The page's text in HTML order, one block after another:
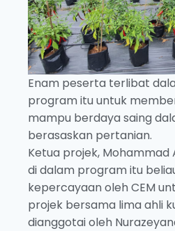
Enam peserta terlibat
program itu untuk
mampu berdaya saing
berasaskan pertanian.
Ketua projek, Mohammad
di dalam program itu
kepercayaan oleh CEM
projek bersama lima ahli
dianggotai oleh